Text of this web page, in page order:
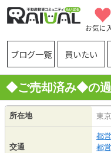
お気に
ブログ一覧 買いたい
◆ご売却済み◆の過
所在地 東
交通
都
都